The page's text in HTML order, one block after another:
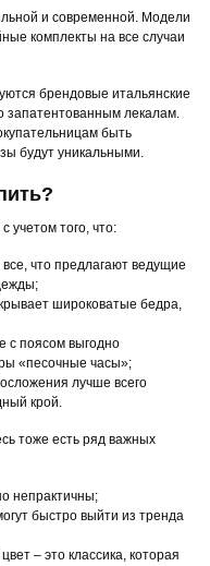
и современной. Модели
комплекты на все случаи
брендовые итальянские
запатентованным лекалам.
быть
будут уникальными.
учетом того, что:
что предлагают ведущие
широковатые бедра,
с поясом выгодно
«песочные часы»;
лучше всего
крой.
тоже есть ряд важных
непрактичны;
быстро выйти из тренда
– это классика, которая